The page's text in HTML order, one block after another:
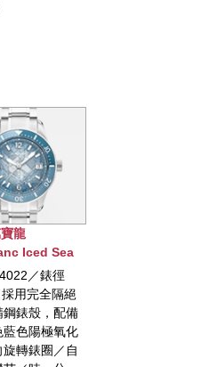
No.07萬寶龍
Montblanc明星傳承系
列43毫米限量版
／限量800枚／直徑
43mm／精鋼材質錶殼
／自動上鏈機芯／時、
鐘、秒、日期顯示／透
明錶底蓋／防水50米／